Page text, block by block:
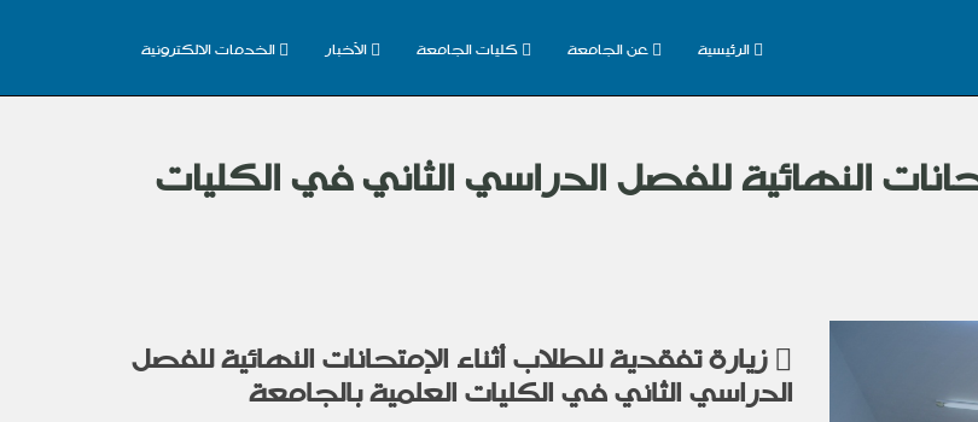
الرئيسية عن الجامعة كليات الجامعة الأخبار الخدمات الالكترونية
النهائية للفصل الدراسي الثاني في الكليات
زيارة تفقدية للطلاب أثناء الإمتحانات النهائية للفصل
الدراسي الثاني في الكليات العلمية بالجامعة